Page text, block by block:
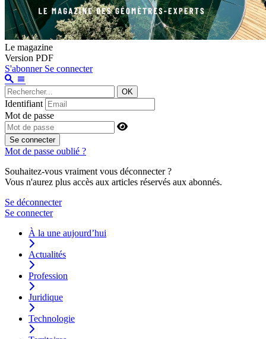
Le magazine
Version PDF
S'abonner Se connecter
OK
Identifiant
Mot de passe
Se connecter
Mot de passe oublié ?
Souhaitez-vous vraiment vous déconnecter ?
Vous n'aurez plus accès aux articles réservés aux abonnés.
Se déconnecter
Se connecter
À la une aujourd’hui
Actualités
Profession
Juridique
Technologie